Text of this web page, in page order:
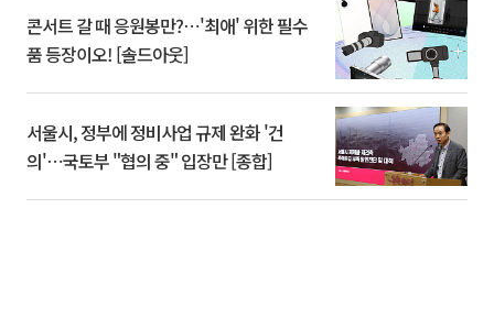
콘서트 갈 때 응원봉만?⋯'최애' 위한 필수
품 등장이오! [솔드아웃]
서울시, 정부에 정비사업 규제 완화 '건
의'⋯국토부 "협의 중" 입장만 [종합]